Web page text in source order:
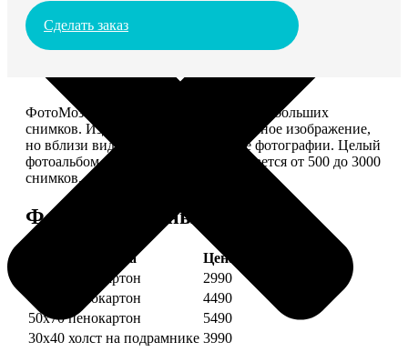
Сделать заказ
ФотоМозаика – это картина из сотен небольших
снимков. Издалека смотрится как единое изображение,
но вблизи видно, что это отдельные фотографии. Целый
фотоальбом в одной картине: помещается от 500 до 3000
снимков.
Форматы и цены
Услуга
Цена, руб.
30х40 пенокартон
2990
40х60 пенокартон
4490
50х70 пенокартон
5490
30х40 холст на подрамнике 3990